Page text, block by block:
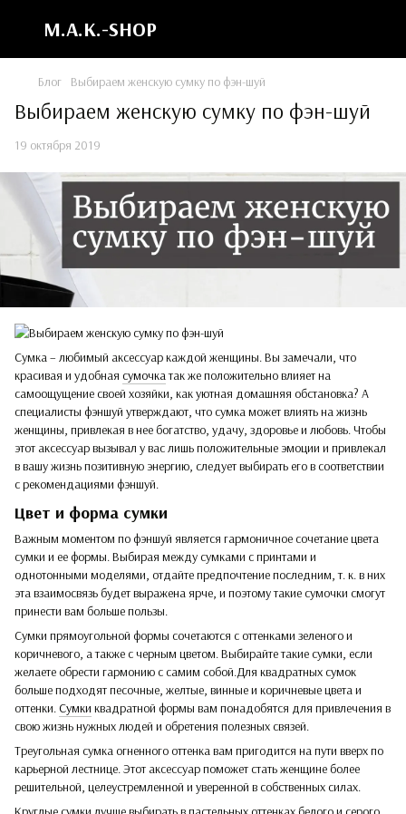
M.A.K.-SHOP
Блог Выбираем женскую сумку по фэн-шуй
Выбираем женскую сумку по фэн-шуй
19 октября 2019
Сумка – любимый аксессуар каждой женщины. Вы замечали, что
красивая и удобная сумочкатак же положительно влияет на
самоощущение своей хозяйки, как уютная домашняя обстановка? А
специалисты фэншуй утверждают, что сумка может влиять на жизнь
женщины, привлекая в нее богатство, удачу, здоровье и любовь. Чтобы
этот аксессуар вызывал у вас лишь положительные эмоции и привлекал
в вашу жизнь позитивную энергию, следует выбирать его в соответствии
с рекомендациями фэншуй.
Цвет и форма сумки
Важным моментом по фэншуй является гармоничное сочетание цвета
сумки и ее формы. Выбирая между сумками с принтами и
однотонными моделями, отдайте предпочтение последним, т. к. в них
эта взаимосвязь будет выражена ярче, и поэтому такие сумочки смогут
принести вам больше пользы.
Сумки прямоугольной формы сочетаются с оттенками зеленого и
коричневого, а также с черным цветом. Выбирайте такие сумки, если
желаете обрести гармонию с самим собой.Для квадратных сумок
больше подходят песочные, желтые, винные и коричневые цвета и
оттенки.Сумки квадратной формы вам понадобятся для привлечения в
свою жизнь нужных людей и обретения полезных связей.
Треугольная сумка огненного оттенка вам пригодится на пути вверх по
карьерной лестнице. Этот аксессуар поможет стать женщине более
решительной, целеустремленной и уверенной в собственных силах.